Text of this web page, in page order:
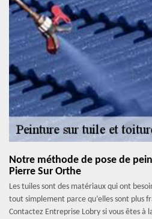
Notre méthode de pose de
Pierre Sur Orthe
Les tuiles sont des matériaux qui ont
tout simplement parce qu’elles sont plus
Contactez Entreprise Lobry si vous êtes à